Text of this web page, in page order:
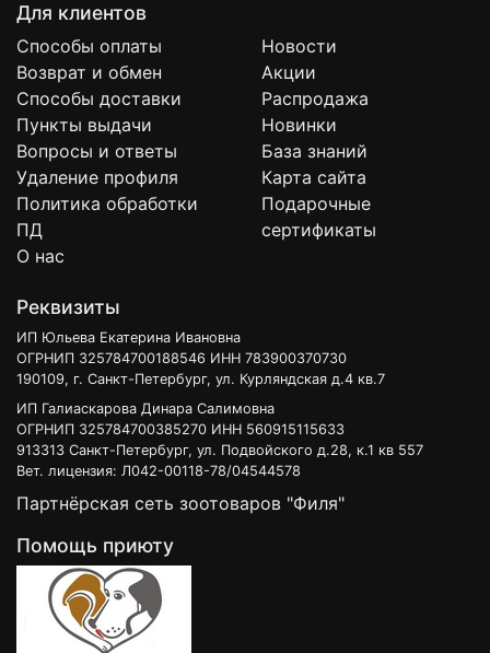
Для клиентов
Способы оплаты
Возврат и обмен
Способы доставки
Пункты выдачи
Вопросы и ответы
Удаление профиля
Политика обработки
ПД
О нас
Новости
Акции
Распродажа
Новинки
База знаний
Карта сайта
Подарочные
сертификаты
Реквизиты
ИП Юльева Екатерина Ивановна
ОГРНИП 325784700188546 ИНН 783900370730
190109, г. Санкт-Петербург, ул. Курляндская д.4 кв.7
ИП Галиаскарова Динара Салимовна
ОГРНИП 325784700385270 ИНН 560915115633
913313 Санкт-Петербург, ул. Подвойского д.28, к.1 кв 557
Вет. лицензия: Л042-00118-78/04544578
Партнёрская сеть зоотоваров "Филя"
Помощь приюту